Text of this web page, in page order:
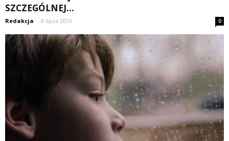
SZCZEGÓLNEJ...
Redakcja - 8 lipca 2026 0